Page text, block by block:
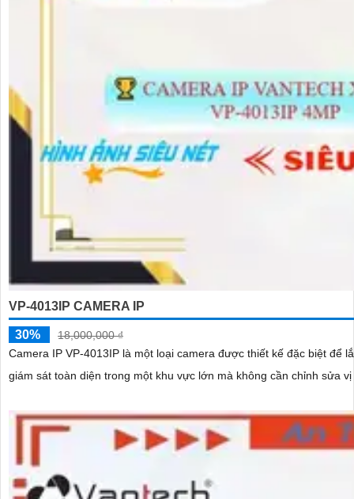
VP-4013IP CAMERA IP
30%
18,000,000 ₫
Camera IP VP-4013IP là một loại camera được thiết kế đặc biệt để lắp đặt ở những vị trí không
giám sát toàn diện trong một khu vực lớn mà không cần chỉnh sửa